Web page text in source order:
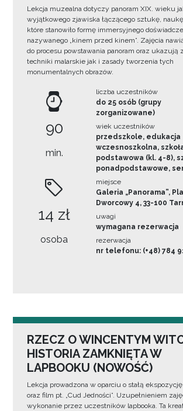
Lekcja muzealna dotyczy panoram XIX. wieku
wyjątkowego zjawiska łączącego sztukę,
które stanowiło formę immersyjnego
nazywanego „kinem przed kinem”. Zajęcia
do procesu powstawania panoram oraz ukazują
techniki malarskie jak i zasady tworzenia tych
monumentalnych obrazów.
90
min.
14 zł
osoba
liczba uczestników
do 25 osób (grupy
zorganizowane)
wiek uczestników
przedszkole, edukacja
wczesnoszkolna,
podstawowa (kl. 4-8),
ponadpodstawowe,
miejsce
Galeria „Panorama”,
Dworcowy 4, 33-100
uwagi
wymagana rezerwacja
rezerwacja
nr telefonu: (+48) 784
RZECZ O WINCENTYM
HISTORIA ZAMKNIĘTA W
LAPBOOKU (NOWOŚĆ)
Lekcja prowadzona w oparciu o stałą
oraz film pt. „Cud Jedności”. Uzupełnieniem
wykonanie przez uczestników lapbooka. Ta